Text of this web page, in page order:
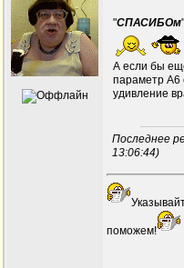
"СПАСИБОм
А если бы
параметр А6
удивление
Последнее
13:06:44)
поможем!